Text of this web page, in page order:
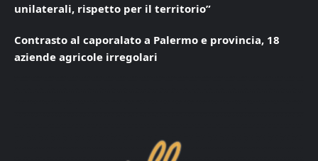
unilaterali, rispetto per il territorio”
Contrasto al caporalato a Palermo e provincia, 18
aziende agricole irregolari